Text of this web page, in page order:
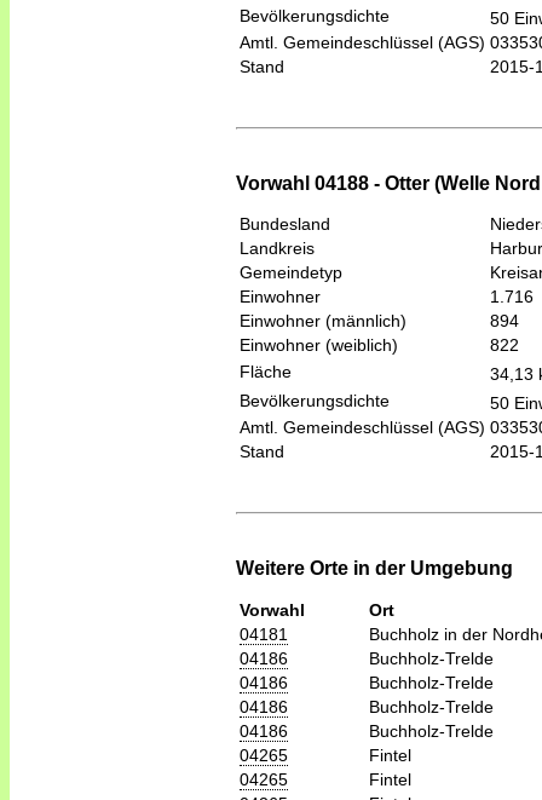
Bevölkerungsdichte
50
Amtl. Gemeindeschlüssel (AGS)
Stand
2015-
Vorwahl 04188 - Otter (Welle
Bundesland
Landkreis
Gemeindetyp
Einwohner
1.716
Einwohner (männlich)
894
Einwohner (weiblich)
822
Fläche
34,13
Bevölkerungsdichte
50
Amtl. Gemeindeschlüssel (AGS)
Stand
2015-
Weitere Orte in der Umgebung
Vorwahl
Ort
04181
Buchholz in der
04186
Buchholz-Trelde
04186
Buchholz-Trelde
04186
Buchholz-Trelde
04186
Buchholz-Trelde
04265
Fintel
04265
Fintel